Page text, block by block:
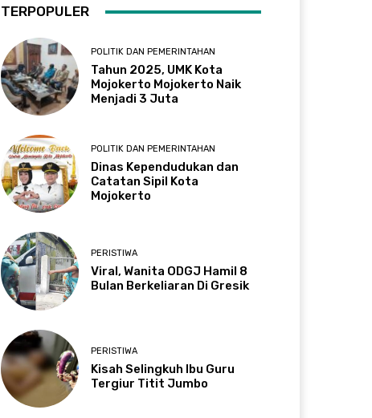
TERPOPULER
POLITIK DAN PEMERINTAHAN
Tahun 2025, UMK Kota
Mojokerto Mojokerto Naik
Menjadi 3 Juta
POLITIK DAN PEMERINTAHAN
Dinas Kependudukan dan
Catatan Sipil Kota
Mojokerto
PERISTIWA
Viral, Wanita ODGJ Hamil 8
Bulan Berkeliaran Di Gresik
PERISTIWA
Kisah Selingkuh Ibu Guru
Tergiur Titit Jumbo